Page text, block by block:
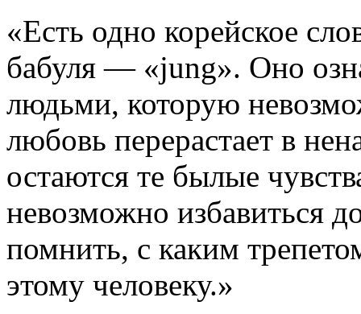
«Есть одно корейское
бабуля — «jung». Оно
людьми, которую
любовь перерастает в
остаются те былые
невозможно избавиться
помнить, с каким
этому человеку.»